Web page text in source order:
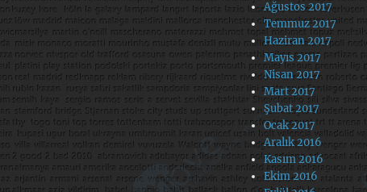
Ağustos 2017
Temmuz 2017
Haziran 2017
Mayıs 2017
Nisan 2017
Mart 2017
Şubat 2017
Ocak 2017
Aralık 2016
Kasım 2016
Ekim 2016